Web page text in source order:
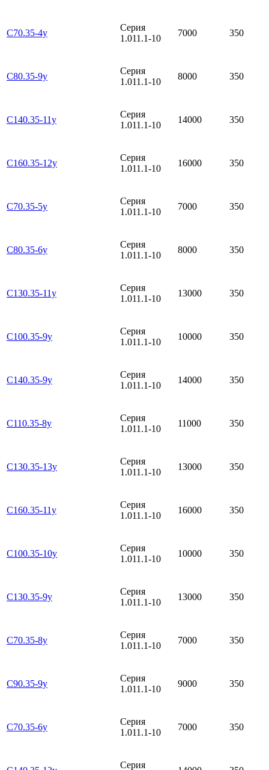
С70.35-4у
Серия
1.011.1-10
7000 350
С80.35-9у
Серия
1.011.1-10
8000 350
С140.35-11у
Серия
1.011.1-10
14000 350
С160.35-12у
Серия
1.011.1-10
16000 350
С70.35-5у
Серия
1.011.1-10
7000 350
С80.35-6у
Серия
1.011.1-10
8000 350
С130.35-11у
Серия
1.011.1-10
13000 350
С100.35-9у
Серия
1.011.1-10
10000 350
С140.35-9у
Серия
1.011.1-10
14000 350
С110.35-8у
Серия
1.011.1-10
11000 350
С130.35-13у
Серия
1.011.1-10
13000 350
С160.35-11у
Серия
1.011.1-10
16000 350
С100.35-10у
Серия
1.011.1-10
10000 350
С130.35-9у
Серия
1.011.1-10
13000 350
С70.35-8у
Серия
1.011.1-10
7000 350
С90.35-9у
Серия
1.011.1-10
9000 350
С70.35-6у
Серия
1.011.1-10
7000 350
Серия